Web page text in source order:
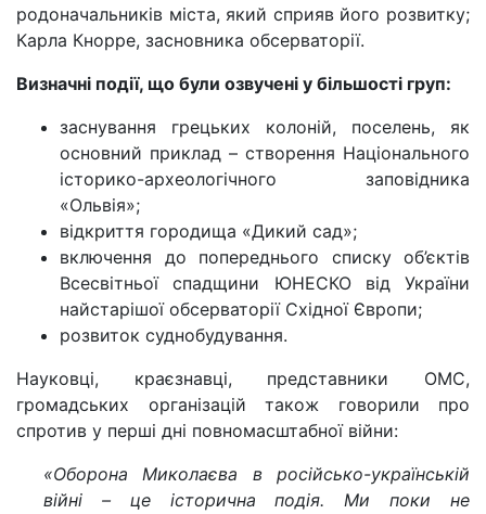
родоначальників міста, який сприяв його розвитку;
Карла Кнорре, засновника обсерваторії.
Визначні події, що були озвучені у більшості груп:
заснування грецьких колоній, поселень, як
основний приклад – створення Національного
історико-археологічного заповідника
«Ольвія»;
відкриття городища «Дикий сад»;
включення до попереднього списку об’єктів
Всесвітньої спадщини ЮНЕСКО від України
найстарішої обсерваторії Східної Європи;
розвиток суднобудування.
Науковці, краєзнавці, представники ОМС,
громадських організацій також говорили про
спротив у перші дні повномасштабної війни:
«Оборона Миколаєва в російсько-українській
війні – це історична подія. Ми поки не